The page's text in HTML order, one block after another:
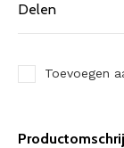
Delen
Toevoegen